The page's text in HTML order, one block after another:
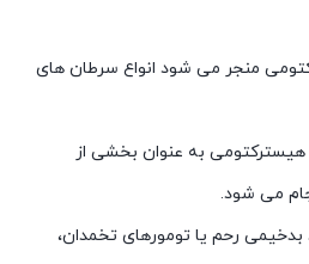
منجر می شود انواع سرطان های
به عنوان بخشی از
می شود.
رحم یا تومورهای تخمدان،